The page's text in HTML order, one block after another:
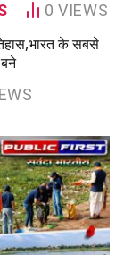
0VIEWS
के सबसे